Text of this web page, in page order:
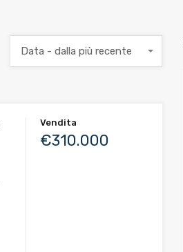
Data - dalla più recente
Vendita
€310.000